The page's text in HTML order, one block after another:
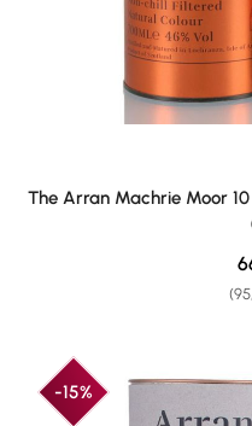
The Arran Machrie Moor
-15%